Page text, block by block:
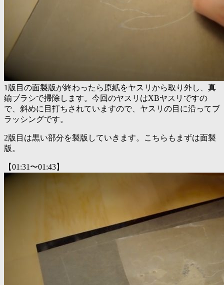
1版目の面製版が終わったら原紙をヤスリから取り外し、真
鍮ブラシで掃除します。今回のヤスリはXBヤスリですの
で、斜めに目打ちされていますので、ヤスリの目に沿ってブ
ラッシングです。
2版目は黒い部分を製版していきます。こちらもまずは面製
版。
【01:31〜01:43】